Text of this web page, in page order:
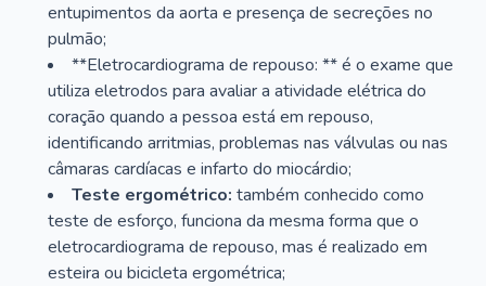
entupimentos da aorta e presença de secreções no
pulmão;
**Eletrocardiograma de repouso: ** é o exame que
utiliza eletrodos para avaliar a atividade elétrica do
coração quando a pessoa está em repouso,
identificando arritmias, problemas nas válvulas ou nas
câmaras cardíacas e infarto do miocárdio;
Teste ergométrico: também conhecido como
teste de esforço, funciona da mesma forma que o
eletrocardiograma de repouso, mas é realizado em
esteira ou bicicleta ergométrica;